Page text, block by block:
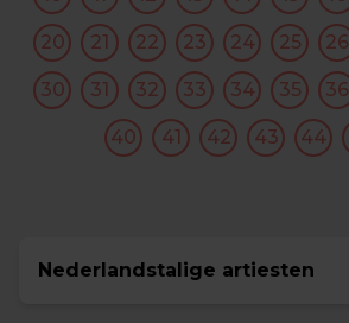
20 21 22 23 24 25 26
30 31 32 33 34 35 36
40 41 42 43 44
Nederlandstalige artiesten